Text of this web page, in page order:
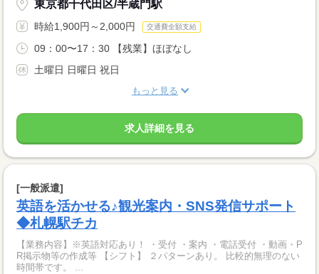
東京都千代田区/半蔵門駅
時給1,900円～2,000円 交通費全額支給
09：00〜17：30 【残業】ほぼなし
土曜日 日曜日 祝日
もっと見る
求人詳細を見る
[一般派遣]
英語を活かせる♪観光案内・SNS発信サポート
◆札幌駅チカ
【業務内容】※英語対応あり！ ・受付 ・案内 ・電話受付 ・動画・P
R掲示物等の作成等 【シフト】 ２パターンあり。 比較的無理のない
時間帯です。 ...